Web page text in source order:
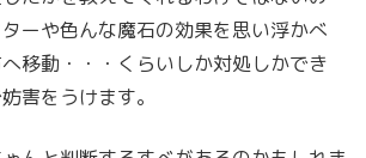
ーや色んな魔石の効果を思い浮かべ
移動・・・くらいしか対処しかでき
害をうけます。